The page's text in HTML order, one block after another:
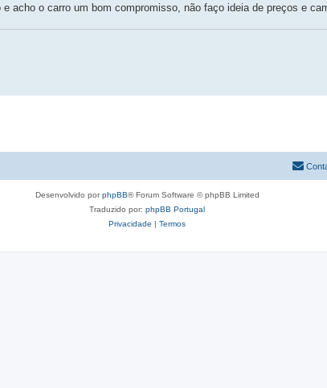
acho o carro um bom compromisso, não faço ideia de preços e
Desenvolvido porphpBB® Forum Software © phpBB Limited
Traduzido por: phpBB Portugal
Privacidade | Termos